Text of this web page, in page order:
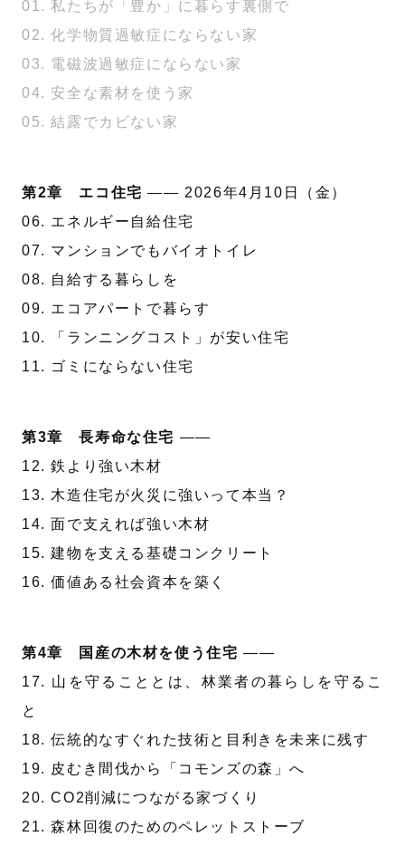
01. 私たちが「豊か」に暮らす裏側で
02. 化学物質過敏症にならない家
03. 電磁波過敏症にならない家
04. 安全な素材を使う家
05. 結露でカビない家
第2章 エコ住宅 —— 2026年4月10日（金）
06. エネルギー自給住宅
07. マンションでもバイオトイレ
08. 自給する暮らしを
09. エコアパートで暮らす
10. 「ランニングコスト」が安い住宅
11. ゴミにならない住宅
第3章 長寿命な住宅 ——
12. 鉄より強い木材
13. 木造住宅が火災に強いって本当？
14. 面で支えれば強い木材
15. 建物を支える基礎コンクリート
16. 価値ある社会資本を築く
第4章 国産の木材を使う住宅 ——
17. 山を守ることとは、林業者の暮らしを守るこ
と
18. 伝統的なすぐれた技術と目利きを未来に残す
19. 皮むき間伐から「コモンズの森」へ
20. CO2削減につながる家づくり
21. 森林回復のためのペレットストーブ